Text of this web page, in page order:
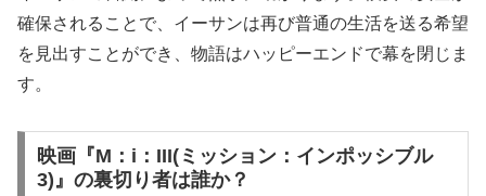
確保されることで、イーサンは再び普通の生活を送る希望
を見出すことができ、物語はハッピーエンドで幕を閉じま
す。
映画『M：i：III(ミッション：インポッシブル
3)』の裏切り者は誰か？